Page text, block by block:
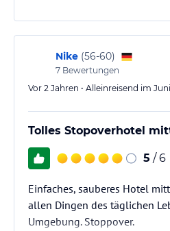
Nike (56-60)
7 Bewertungen
Vor 2 Jahren • Alleinreisend im
Tolles Stopoverhotel
5 / 6
Einfaches, sauberes Hotel
allen Dingen des täglichen
Umgebung. Stoppover.